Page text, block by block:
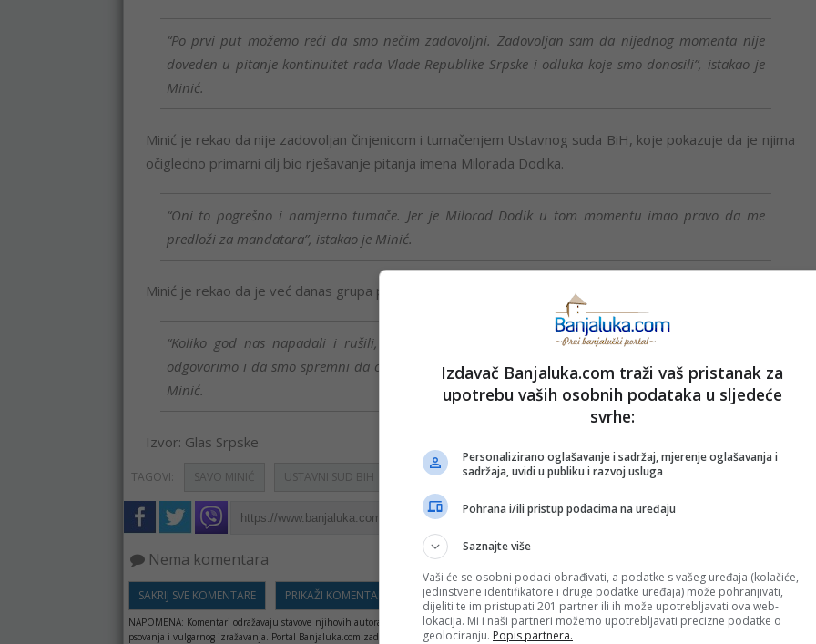
“Po prvi put možemo reći da smo nečim zadovoljni. Zadovoljan sam da nijednog momenta nije
doveden u pitanje kontinuitet rada Vlade Republike Srpske i odluka koje smo donosili”, istakao je
Minić.
Minić je rekao da nije zadovoljan činjenicom i tumačenjem Ustavnog suda BiH, koje pokazuje da je njima
očigledno primarni cilj bio rješavanje pitanja imena Milorada Dodika.
“Oni to pogrešno i namjerno tumače. Jer je Milorad Dodik u tom momentu imao pravo da me
predloži za mandatara”, istakao je Minić.
Minić je rekao da je već danas grupa poslanika DF-a i SDA podnijela istu apelaciju.
“Koliko god nas napadali i rušili, pravili razne spletke, pokazali smo da možemo politički da
odgovorimo i da smo spremni da omogućimo da Vlada Republike Srpske funkcioniše”, zaključio je
Minić.
Izvor: Glas Srpske
TAGOVI: SAVO MINIĆ USTAVNI SUD BIH VLADA RS
Kopirati
Nema komentara
SAKRIJ SVE KOMENTARE PRIKAŽI KOMENTARE
NAPOMENA: Komentari odražavaju stavove njihovih autora, a ne nužno i stavove internet portala Banjaluka.com. Molimo korisnike da se suzdrže od vrijeđanja,
psovanja i vulgarnog izražavanja. Portal Banjaluka.com zadržava pravo da obriše komentar bez najave i objašnjenja. Zbog velikog broja komentara Banjaluka.com
Izdavač Banjaluka.com traži vaš pristanak za
upotrebu vaših osobnih podataka u sljedeće
svrhe:
Personalizirano oglašavanje i sadržaj, mjerenje oglašavanja i
sadržaja, uvidi u publiku i razvoj usluga
Pohrana i/ili pristup podacima na uređaju
Saznajte više
Vaši će se osobni podaci obrađivati, a podatke s vašeg uređaja (kolačiće,
jedinstvene identifikatore i druge podatke uređaja) može pohranjivati,
dijeliti te im pristupati 201 partner ili ih može upotrebljavati ova web-
lokacija. Mi i naši partneri možemo upotrebljavati precizne podatke o
geolociranju. Popis partnera.